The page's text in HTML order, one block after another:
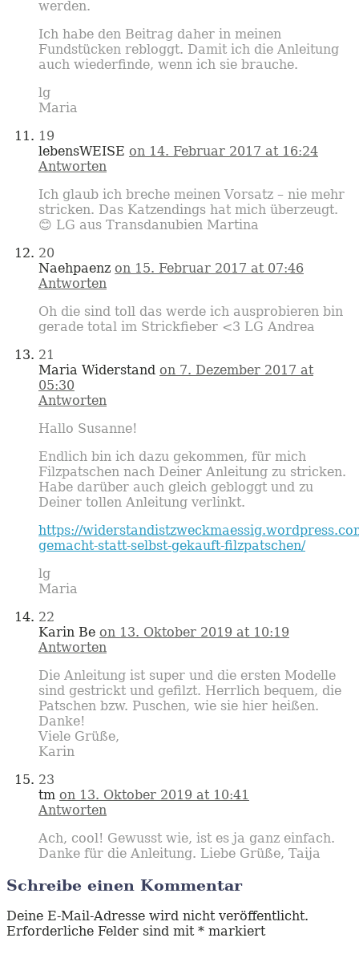
werden.
Ich habe den Beitrag daher in meinen
Fundstücken rebloggt. Damit ich die Anleitung
auch wiederfinde, wenn ich sie brauche.
lg
Maria
19
lebensWEISE on 14. Februar 2017 at 16:24
Antworten
Ich glaub ich breche meinen Vorsatz – nie mehr
stricken. Das Katzendings hat mich überzeugt.
😊 LG aus Transdanubien Martina
20
Naehpaenz on 15. Februar 2017 at 07:46
Antworten
Oh die sind toll das werde ich ausprobieren bin
gerade total im Strickfieber <3 LG Andrea
21
Maria Widerstand on 7. Dezember 2017 at
05:30
Antworten
Hallo Susanne!
Endlich bin ich dazu gekommen, für mich
Filzpatschen nach Deiner Anleitung zu stricken.
Habe darüber auch gleich gebloggt und zu
Deiner tollen Anleitung verlinkt.
https://
gemacht-statt-selbst-gekauft-filzpatschen/
lg
Maria
22
Karin Be on 13. Oktober 2019 at 10:19
Antworten
Die Anleitung ist super und die ersten Modelle
sind gestrickt und gefilzt. Herrlich bequem, die
Patschen bzw. Puschen, wie sie hier heißen.
Danke!
Viele Grüße,
Karin
23
tm on 13. Oktober 2019 at 10:41
Antworten
Ach, cool! Gewusst wie, ist es ja ganz einfach.
Danke für die Anleitung. Liebe Grüße, Taija
Schreibe einen Kommentar
Deine E-Mail-Adresse wird nicht veröffentlicht.
Erforderliche Felder sind mit * markiert